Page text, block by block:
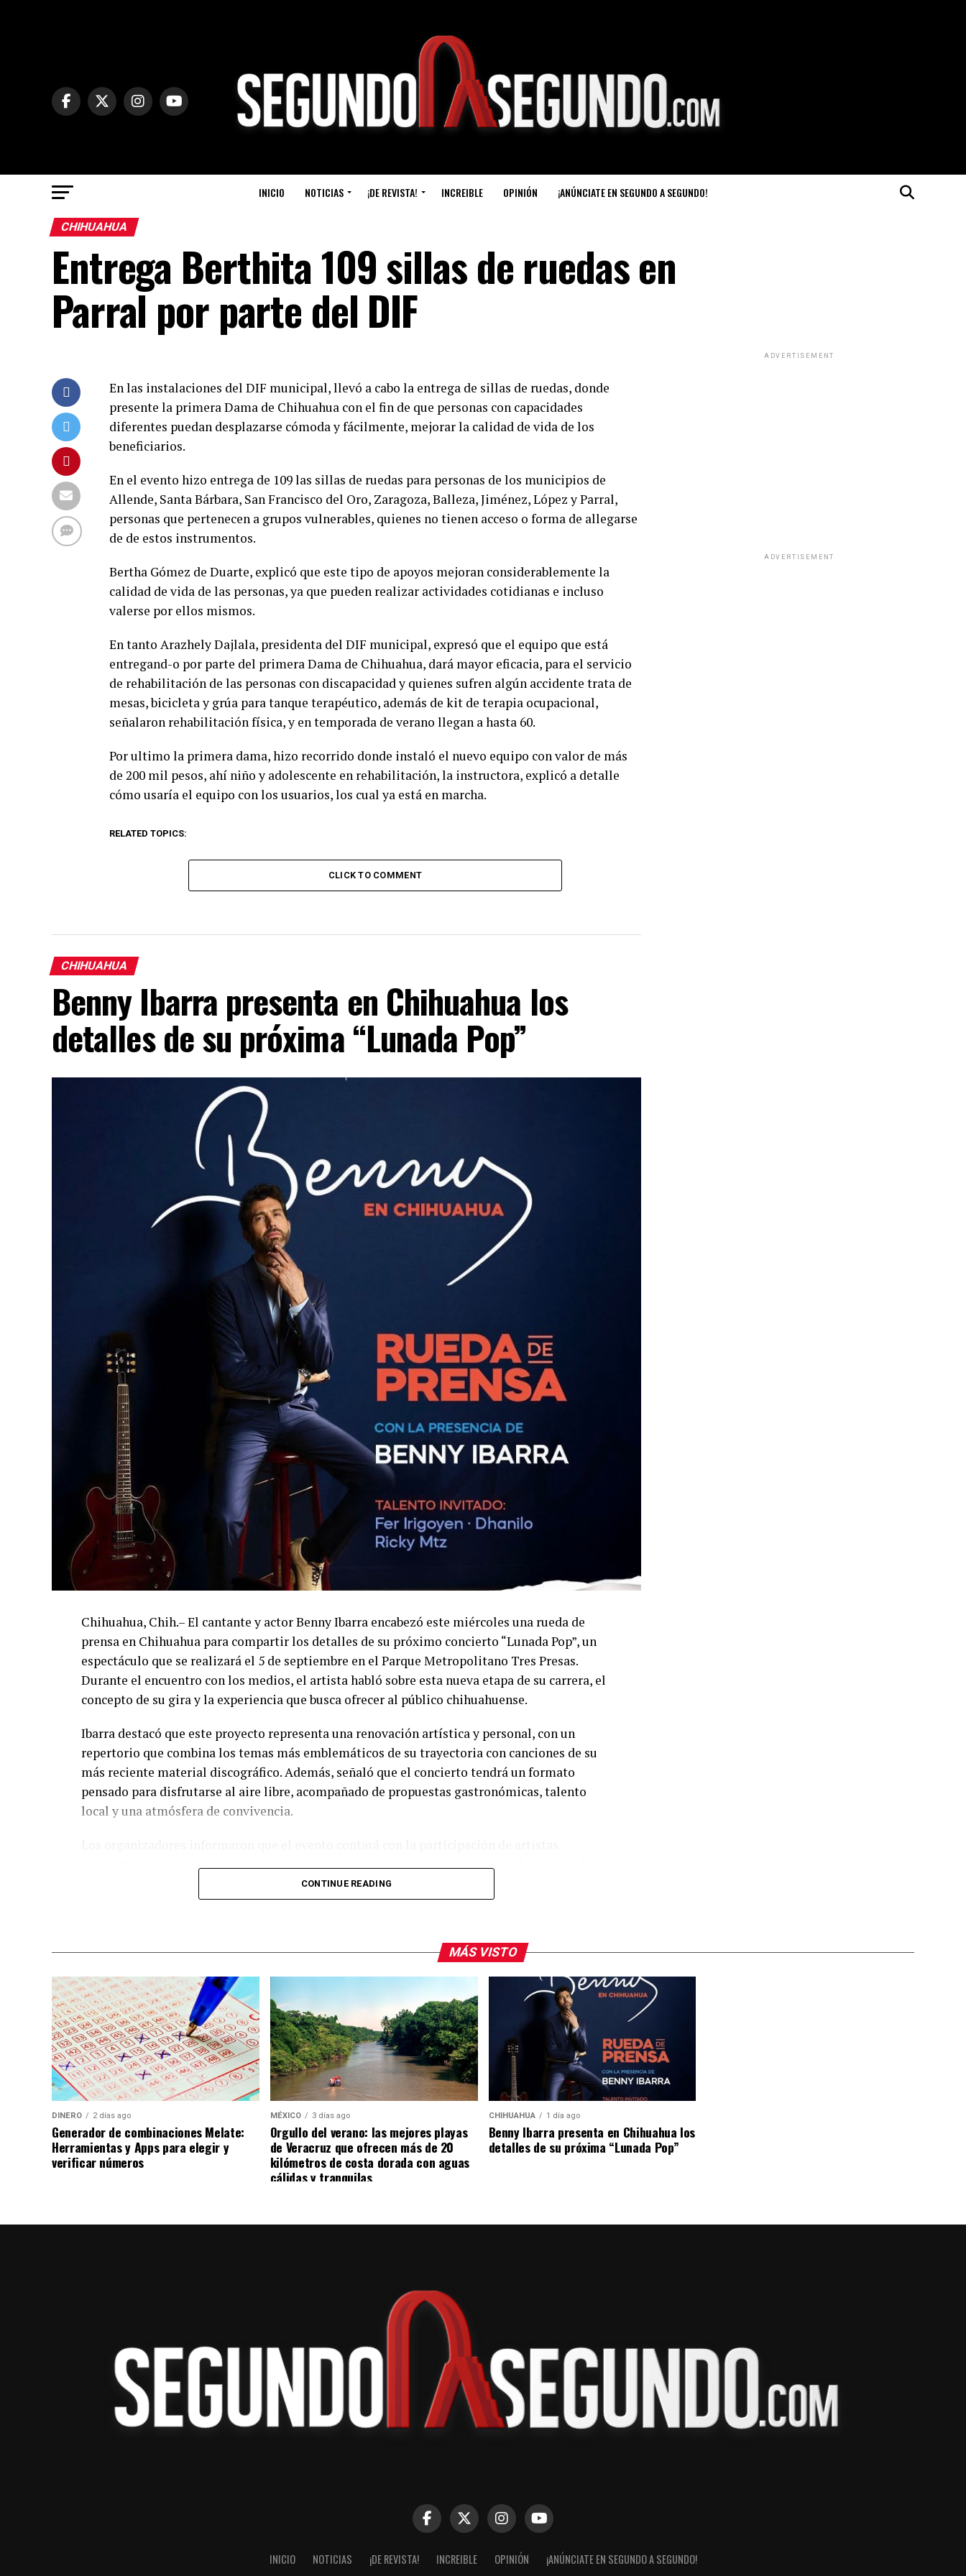
INICIO NOTICIAS ¡DE REVISTA! INCREIBLE OPINIÓN ¡ANÚNCIATE EN SEGUNDO A SEGUNDO!
CHIHUAHUA
Entrega Berthita 109 sillas de ruedas en
Parral por parte del DIF
En las instalaciones del DIF municipal, llevó a cabo la entrega de sillas de ruedas, donde
presente la primera Dama de Chihuahua con el fin de que personas con capacidades
diferentes puedan desplazarse cómoda y fácilmente, mejorar la calidad de vida de los
beneficiarios.
En el evento hizo entrega de 109 las sillas de ruedas para personas de los municipios de
Allende, Santa Bárbara, San Francisco del Oro, Zaragoza, Balleza, Jiménez, López y Parral,
personas que pertenecen a grupos vulnerables, quienes no tienen acceso o forma de allegarse
de de estos instrumentos.
Bertha Gómez de Duarte, explicó que este tipo de apoyos mejoran considerablemente la
calidad de vida de las personas, ya que pueden realizar actividades cotidianas e incluso
valerse por ellos mismos.
En tanto Arazhely Dajlala, presidenta del DIF municipal, expresó que el equipo que está
entregand-o por parte del primera Dama de Chihuahua, dará mayor eficacia, para el servicio
de rehabilitación de las personas con discapacidad y quienes sufren algún accidente trata de
mesas, bicicleta y grúa para tanque terapéutico, además de kit de terapia ocupacional,
señalaron rehabilitación física, y en temporada de verano llegan a hasta 60.
Por ultimo la primera dama, hizo recorrido donde instaló el nuevo equipo con valor de más
de 200 mil pesos, ahí niño y adolescente en rehabilitación, la instructora, explicó a detalle
cómo usaría el equipo con los usuarios, los cual ya está en marcha.
RELATED TOPICS:
CLICK TO COMMENT
CHIHUAHUA
Benny Ibarra presenta en Chihuahua los
detalles de su próxima “Lunada Pop”
Chihuahua, Chih.– El cantante y actor Benny Ibarra encabezó este miércoles una rueda de
prensa en Chihuahua para compartir los detalles de su próximo concierto “Lunada Pop”, un
espectáculo que se realizará el 5 de septiembre en el Parque Metropolitano Tres Presas.
Durante el encuentro con los medios, el artista habló sobre esta nueva etapa de su carrera, el
concepto de su gira y la experiencia que busca ofrecer al público chihuahuense.
Ibarra destacó que este proyecto representa una renovación artística y personal, con un
repertorio que combina los temas más emblemáticos de su trayectoria con canciones de su
más reciente material discográfico. Además, señaló que el concierto tendrá un formato
pensado para disfrutarse al aire libre, acompañado de propuestas gastronómicas, talento
local y una atmósfera de convivencia.
chihuahuenses como parte de la programación previa al espectáculo principal, además de
diversas experiencias para los asistentes. También reiteraron la invitación al público para
adquirir sus boletos con anticipación y formar parte de una de las presentaciones más
Nota: Al concluir sus actividades, Benny Ibarra fue visto en el restaurante Aire Liebre, en la
ciudad de Chihuahua, degustando diversos platillos en compañía de su equipo de trabajo.
CONTINUE READING
ADVERTISEMENT
ADVERTISEMENT
MÁS VISTO
DINERO 2 días ago
Generador de combinaciones Melate:
Herramientas y Apps para elegir y
verificar números
MÉXICO 3 días ago
Orgullo del verano: las mejores playas
de Veracruz que ofrecen más de 20
kilómetros de costa dorada con aguas
cálidas y tranquilas
CHIHUAHUA 1 día ago
Benny Ibarra presenta en Chihuahua los
detalles de su próxima “Lunada Pop”
INICIO NOTICIAS ¡DE REVISTA! INCREIBLE OPINIÓN ¡ANÚNCIATE EN SEGUNDO A SEGUNDO!